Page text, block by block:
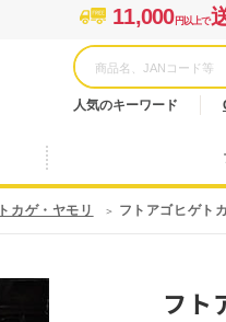
11,000円以上で
人気のキーワード
トカゲ・ヤモリ フトアゴヒゲト
フト